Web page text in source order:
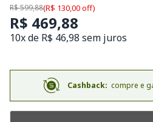
R$ 599,88(R$ 130,00 off)
R$ 469,88
10x de R$ 46,98 sem juros
Cashback: compre e